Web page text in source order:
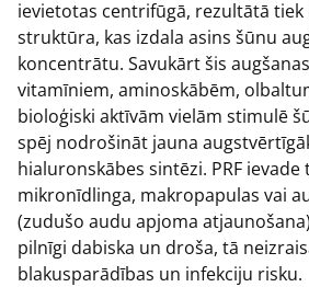
ievietotas centrifūgā, rezultātā tiek
struktūra, kas izdala asins šūnu
koncentrātu. Savukārt šis
vitamīniem, aminoskābēm,
bioloģiski aktīvām vielām stimulē
spēj nodrošināt jauna
hialuronskābes sintēzi. PRF ievade
mikronīdlinga, makropapulas vai
(zudušo audu apjoma
pilnīgi dabiska un droša, tā
blakusparādības un infekciju risku.